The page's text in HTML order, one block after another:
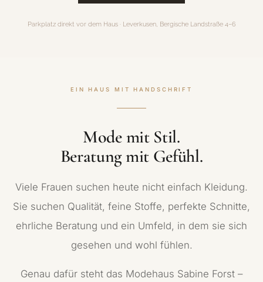
Parkplatz direkt vor dem Haus · Leverkusen, Bergische Landstraße 4–6
EIN HAUS MIT HANDSCHRIFT
Mode mit Stil.
Beratung mit Gefühl.
Viele Frauen suchen heute nicht einfach Kleidung.
Sie suchen Qualität, feine Stoffe, perfekte Schnitte,
ehrliche Beratung und ein Umfeld, in dem sie sich
gesehen und wohl fühlen.
Genau dafür steht das Modehaus Sabine Forst –